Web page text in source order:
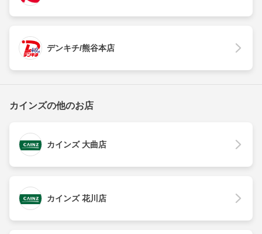
デンキチ/熊谷本店
カインズの他のお店
カインズ 大曲店
カインズ 花川店